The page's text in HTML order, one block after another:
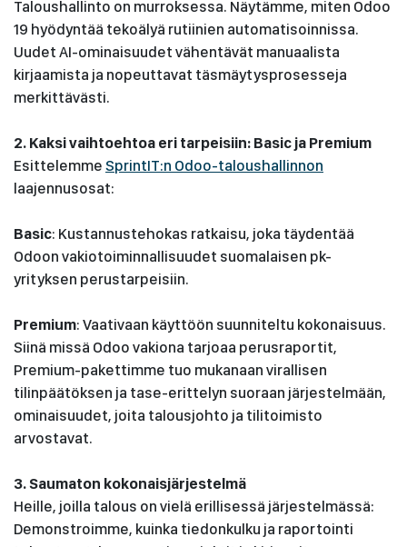
Taloushallinto on murroksessa. Näytämme, miten Odoo
19 hyödyntää tekoälyä rutiinien automatisoinnissa.
Uudet AI-ominaisuudet vähentävät manuaalista
kirjaamista ja nopeuttavat täsmäytysprosesseja
merkittävästi.
2. Kaksi vaihtoehtoa eri tarpeisiin: Basic ja Premium
Esittelemme SprintIT:n Odoo-taloushallinnon
laajennusosat:
Basic: Kustannustehokas ratkaisu, joka täydentää
Odoon vakiotoiminnallisuudet suomalaisen pk-
yrityksen perustarpeisiin.
Premium: Vaativaan käyttöön suunniteltu kokonaisuus.
Siinä missä Odoo vakiona tarjoaa perusraportit,
Premium-pakettimme tuo mukanaan virallisen
tilinpäätöksen ja tase-erittelyn suoraan järjestelmään,
ominaisuudet, joita talousjohto ja tilitoimisto
arvostavat.
3. Saumaton kokonaisjärjestelmä
Heille, joilla talous on vielä erillisessä järjestelmässä:
Demonstroimme, kuinka tiedonkulku ja raportointi